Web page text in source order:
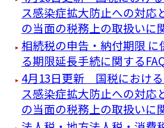
ス感染症拡大防止への対応
の当面の税務上の取扱い
相続税の申告・納付期限 に
る期限延長手続に関する
4月13日更新 国税におけ
ス感染症拡大防止への対応
の当面の税務上の取扱い